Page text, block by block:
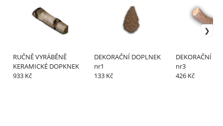
RUČNĚ VYRÁBĚNĚ
KERAMICKÉ DOPKNEK
933 Kč
DEKORAČNÍ DOPLNEK
nr1
133 Kč
DEKORAČNÍ
nr3
426 Kč